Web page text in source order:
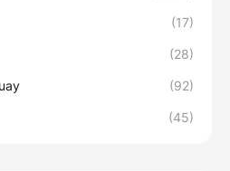
(17)
(28)
(92)
(45)